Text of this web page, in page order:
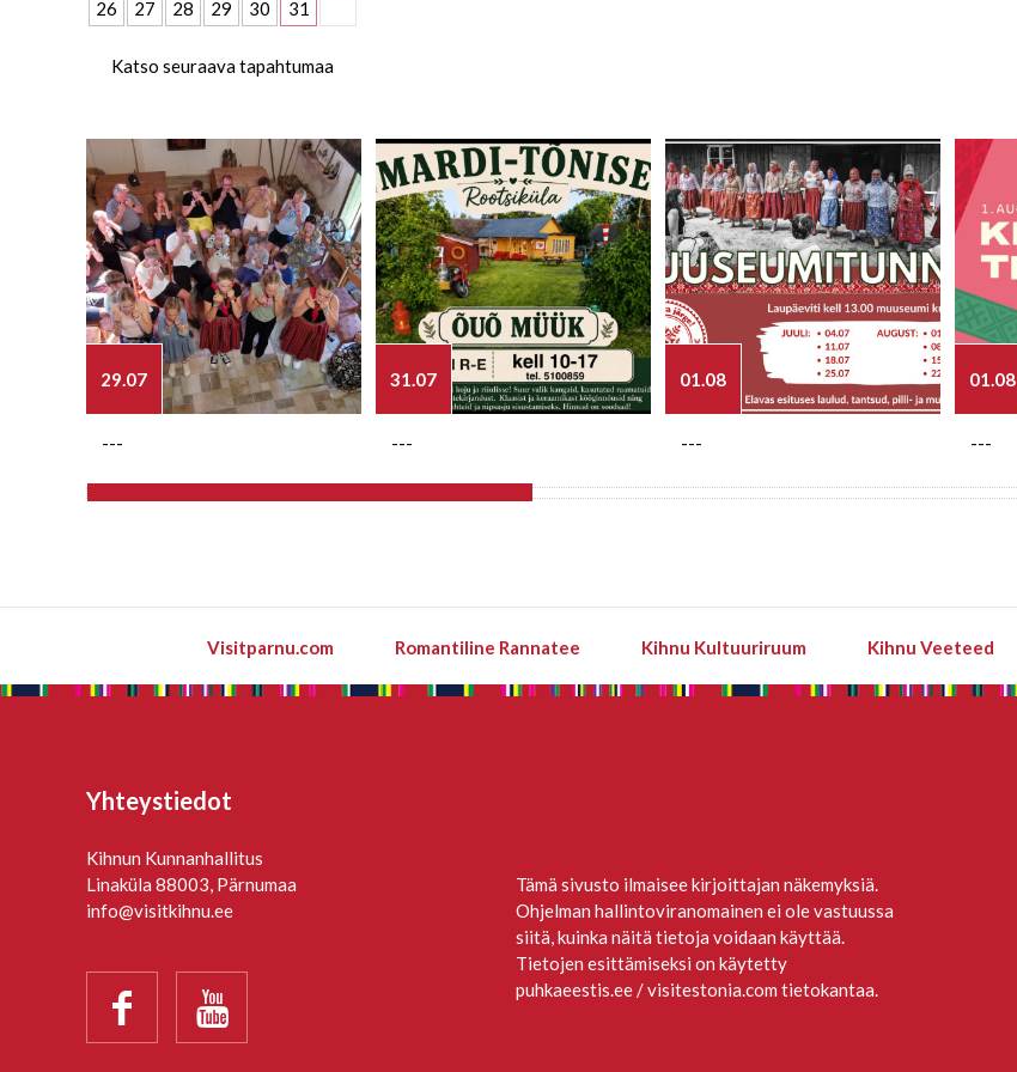
26
27 28 29 30 31
Katso seuraava tapahtumaa
29.07
---
31.07
---
01.08
---
01.08
---
Visitparnu.com Romantiline Rannatee Kihnu Kultuuriruum Kihnu Veeteed
Yhteystiedot
Kihnun Kunnanhallitus
Linaküla 88003, Pärnumaa
info@visitkihnu.ee
 
Tämä sivusto ilmaisee kirjoittajan näkemyksiä.
Ohjelman hallintoviranomainen ei ole vastuussa
siitä, kuinka näitä tietoja voidaan käyttää.
Tietojen esittämiseksi on käytetty
puhkaeestis.ee / visitestonia.com tietokantaa.